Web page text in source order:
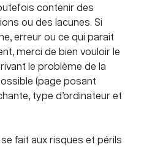
contenir des
ou des lacunes. Si
erreur ou ce qui parait
merci de bien vouloir le
le problème de la
(page posant
type d’ordinateur et
fait aux risques et périls